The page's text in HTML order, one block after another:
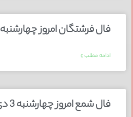
فال فرشتگان امروز چهارشنبه 3 دی 1404
ادامه مطلب »
فال شمع امروز چهارشنبه 3 دی 1404